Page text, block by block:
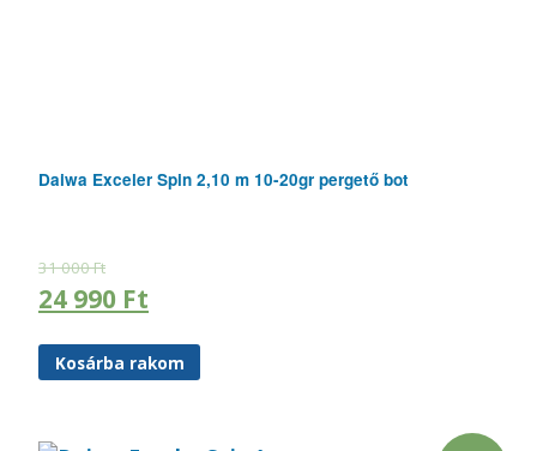
Daiwa Exceler Spin 2,10 m 10-20gr pergető bot
31 000Ft
24 990 Ft
Kosárba rakom